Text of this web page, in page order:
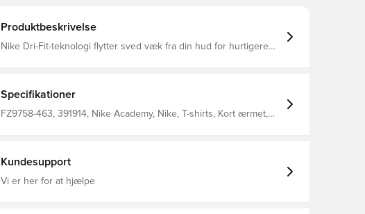
Produktbeskrivelse
Nike Dri-Fit-teknologi flytter sved væk fra din hud for hurtigere
Specifikationer
FZ9758-463, 391914, Nike Academy, Nike, T-shirts, Kort ærmet,
Kundesupport
Vi er her for at hjælpe